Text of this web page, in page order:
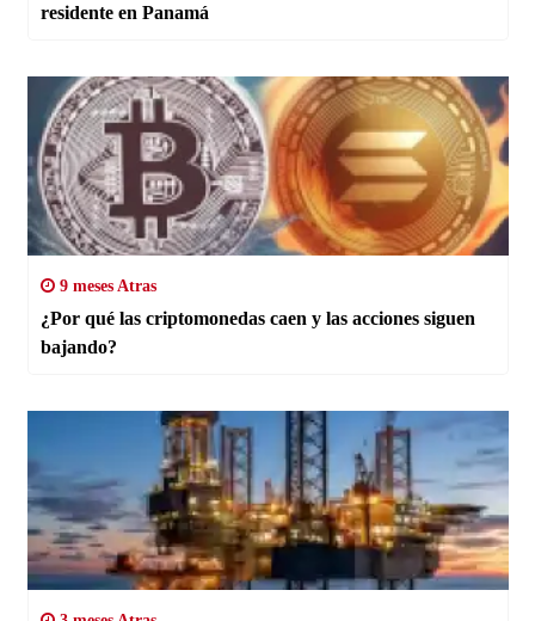
residente en Panamá
9 meses Atras
¿Por qué las criptomonedas caen y las acciones siguen
bajando?